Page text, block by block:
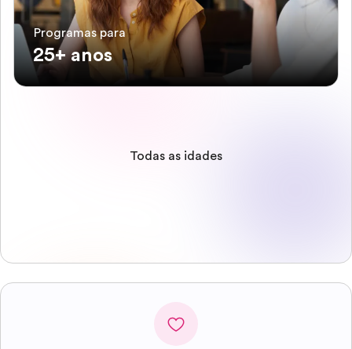
Programas para
25+ anos
Todas as idades